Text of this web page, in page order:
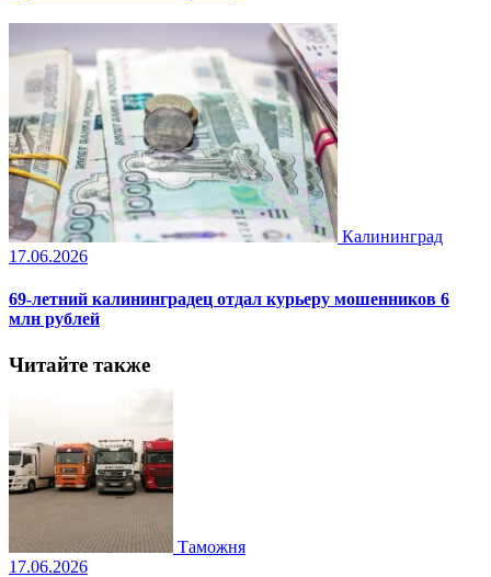
Калининград
17.06.2026
69-летний калининградец отдал курьеру мошенников 6
млн рублей
Читайте также
Таможня
17.06.2026